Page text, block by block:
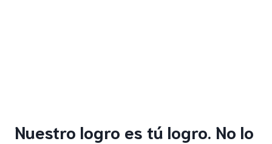
Nuestro logro es tú logro. No lo